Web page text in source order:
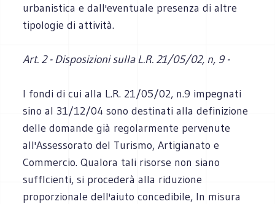
urbanistica e dall'eventuale presenza di altre
tipologie di attività.
Art. 2 - Disposizioni sulla L.R. 21/05/02, n, 9 -
I fondi di cui alla L.R. 21/05/02, n.9 impegnati
sino al 31/12/04 sono destinati alla definizione
delle domande già regolarmente pervenute
all'Assessorato del Turismo, Artigianato e
Commercio. Qualora tali risorse non siano
suffIcienti, si procederà alla riduzione
proporzionale dell'aiuto concedibile, In misura